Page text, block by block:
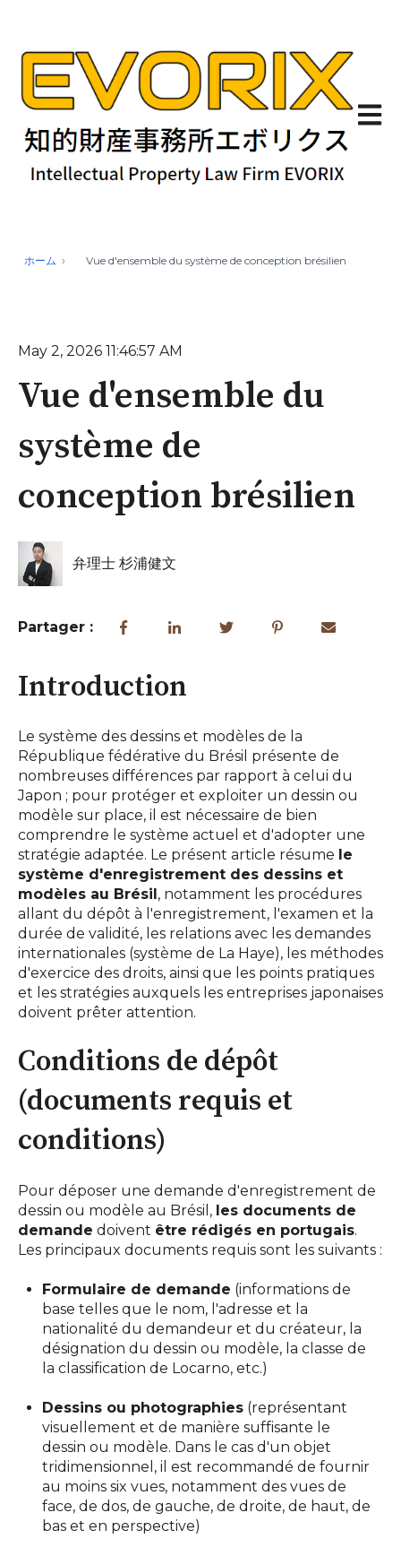
ホーム Vue d'ensemble du système de conception brésilien
May 2, 2026 11:46:57 AM
Vue d'ensemble du
système de
conception brésilien
弁理士 杉浦健文
Partager :
Introduction
Le système des dessins et modèles de la
République fédérative du Brésil présente de
nombreuses différences par rapport à celui du
Japon ; pour protéger et exploiter un dessin ou
modèle sur place, il est nécessaire de bien
comprendre le système actuel et d'adopter une
stratégie adaptée. Le présent article résume le
système d'enregistrement des dessins et
modèles au Brésil, notamment les procédures
allant du dépôt à l'enregistrement, l'examen et la
durée de validité, les relations avec les demandes
internationales (système de La Haye), les méthodes
d'exercice des droits, ainsi que les points pratiques
et les stratégies auxquels les entreprises japonaises
doivent prêter attention.
Conditions de dépôt
(documents requis et
conditions)
Pour déposer une demande d'enregistrement de
dessin ou modèle au Brésil, les documents de
demande doivent être rédigés en portugais.
Les principaux documents requis sont les suivants :
Formulaire de demande (informations de
base telles que le nom, l'adresse et la
nationalité du demandeur et du créateur, la
désignation du dessin ou modèle, la classe de
la classification de Locarno, etc.)
Dessins ou photographies (représentant
visuellement et de manière suffisante le
dessin ou modèle. Dans le cas d'un objet
tridimensionnel, il est recommandé de fournir
au moins six vues, notamment des vues de
face, de dos, de gauche, de droite, de haut, de
bas et en perspective)